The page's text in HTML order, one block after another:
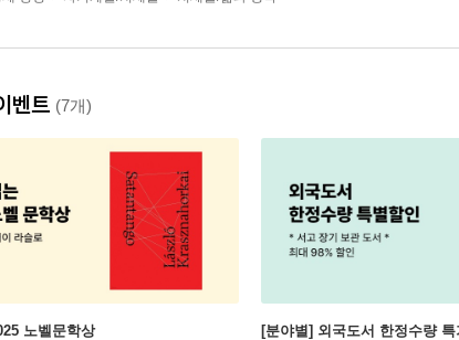
벤트 (7개)
노벨문학상 [분야별] 외국도서 한정수량 특